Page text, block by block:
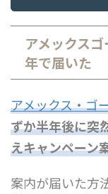
アメックス
年で届いた
アメックス・ゴ
ずか半年後に突
えキャンペーン
案内が届いた方